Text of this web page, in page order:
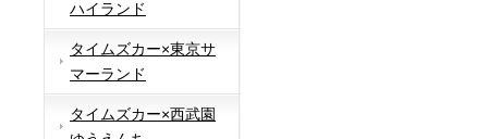
ハイランド
タイムズカー×東京サ
マーランド
タイムズカー×西武園